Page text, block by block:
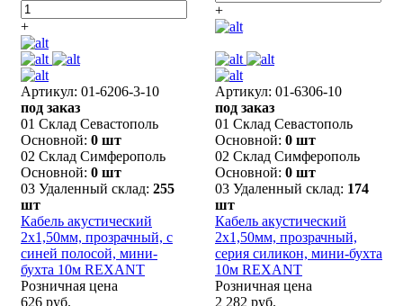
+
+
Артикул: 01-6206-3-10
под заказ
01 Склад Севастополь
Основной: 0 шт
02 Склад Симферополь
Основной: 0 шт
03 Удаленный склад: 255
шт
Кабель акустический
2х1,50мм, прозрачный, с
синей полосой, мини-
бухта 10м REXANT
Розничная цена
626 руб.
Артикул: 01-6306-10
под заказ
01 Склад Севастополь
Основной: 0 шт
02 Склад Симферополь
Основной: 0 шт
03 Удаленный склад: 174
шт
Кабель акустический
2х1,50мм, прозрачный,
серия силикон, мини-бухта
10м REXANT
Розничная цена
2 282 руб.